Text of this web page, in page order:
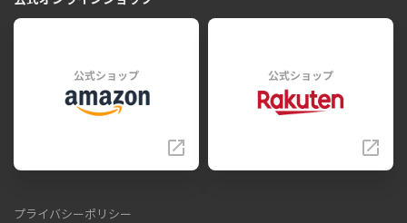
公式ショップ 公式ショップ
プライバシーポリシー